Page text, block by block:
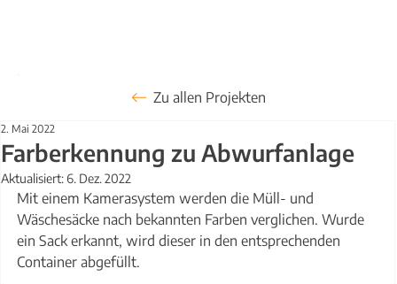
Farberkennung zu Abwurfanlage
2. Mai 2022
Aktualisiert: 6. Dez. 2022
Mit einem Kamerasystem werden die Müll- und
Wäschesäcke nach bekannten Farben verglichen. Wurde
ein Sack erkannt, wird dieser in den entsprechenden
Container abgefüllt.
Zu allen Projekten